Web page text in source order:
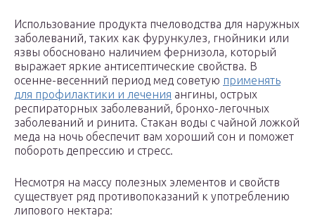
Использование продукта пчеловодства для наружных
заболеваний, таких как фурункулез, гнойники или
язвы обосновано наличием фернизола, который
выражает яркие антисептические свойства. В
осенне-весенний период мед советую применять
для профилактики и лечения ангины, острых
респираторных заболеваний, бронхо-легочных
заболеваний и ринита. Стакан воды с чайной ложкой
меда на ночь обеспечит вам хороший сон и поможет
побороть депрессию и стресс.
Несмотря на массу полезных элементов и свойств
существует ряд противопоказаний к употреблению
липового нектара: